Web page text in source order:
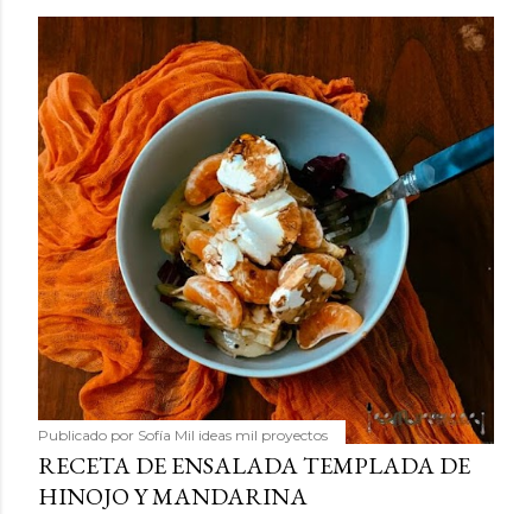
Publicado por Sofía Mil ideas mil proyectos
RECETA DE ENSALADA TEMPLADA DE
HINOJO Y MANDARINA